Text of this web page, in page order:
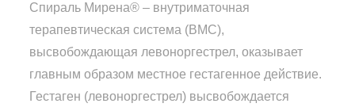
Спираль Мирена® – внутриматочная
терапевтическая система (ВМС),
высвобождающая левоноргестрел, оказывает
главным образом местное гестагенное действие.
Гестаген (левоноргестрел) высвобождается